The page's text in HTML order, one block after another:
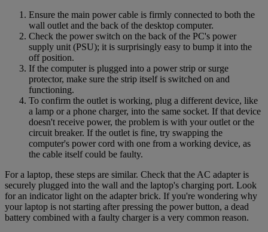
Ensure the main power cable is firmly connected to both the
wall outlet and the back of the desktop computer.
Check the power switch on the back of the PC's power
supply unit (PSU); it is surprisingly easy to bump it into the
off position.
If the computer is plugged into a power strip or surge
protector, make sure the strip itself is switched on and
functioning.
To confirm the outlet is working, plug a different device, like
a lamp or a phone charger, into the same socket. If that device
doesn't receive power, the problem is with your outlet or the
circuit breaker. If the outlet is fine, try swapping the
computer's power cord with one from a working device, as
the cable itself could be faulty.
For a laptop, these steps are similar. Check that the AC adapter is
securely plugged into the wall and the laptop's charging port. Look
for an indicator light on the adapter brick. If you're wondering why
your laptop is not starting after pressing the power button, a dead
battery combined with a faulty charger is a very common reason.